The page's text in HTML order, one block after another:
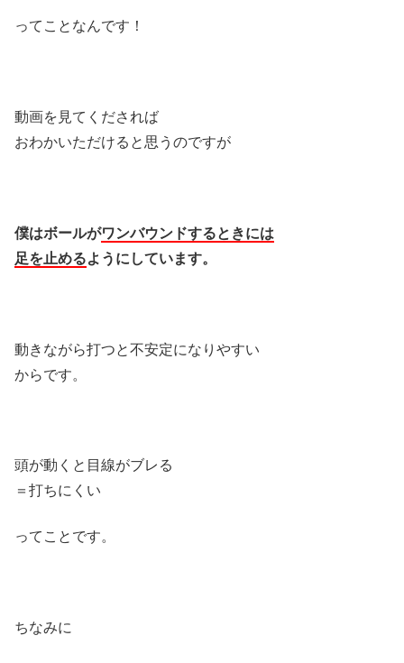
ってことなんです！
動画を見てくだされば
おわかいただけると思うのですが
僕はボールがワンバウンドするときには
足を止めるようにしています。
動きながら打つと不安定になりやすい
からです。
頭が動くと目線がブレる
＝打ちにくい
ってことです。
ちなみに